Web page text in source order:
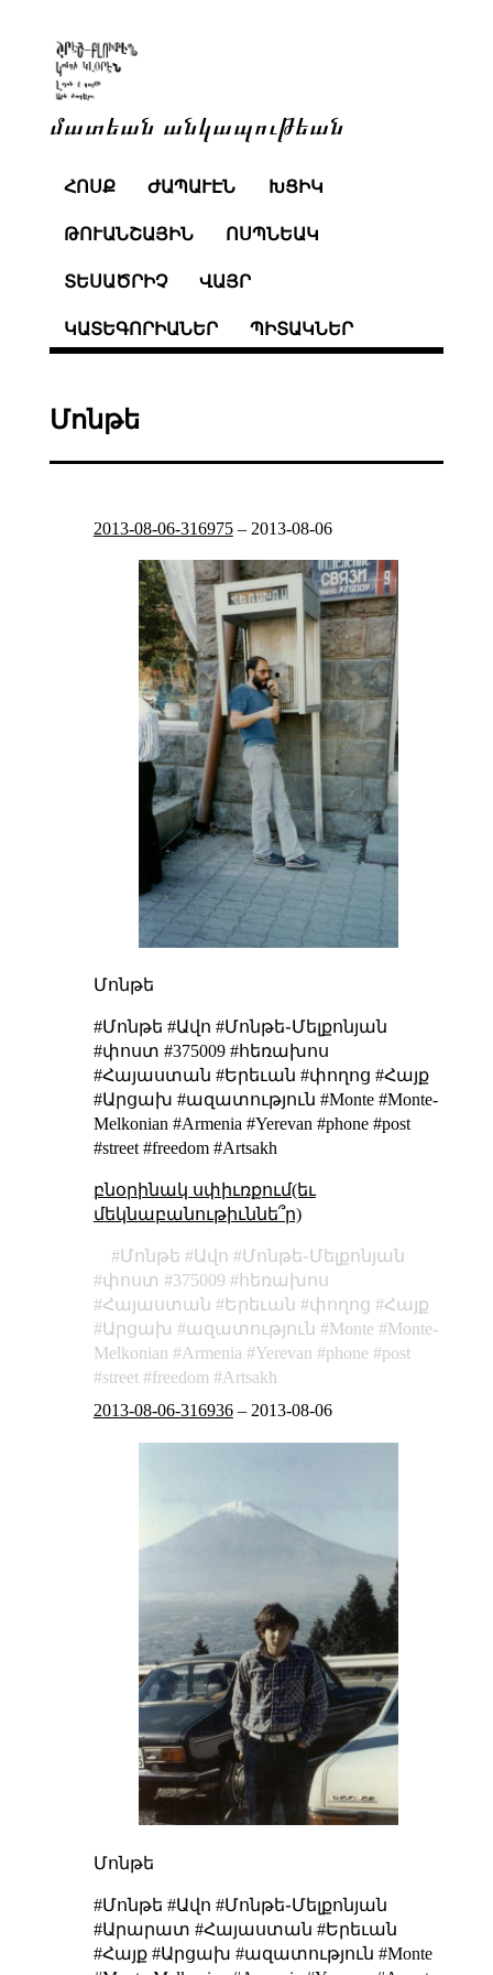
մատեան անկապութեան
ՀՈՍՔ ԺԱՊԱՒԷՆ ԽՑԻԿ
ԹՈՒԱՆՇԱՅԻՆ ՈՍՊՆԵԱԿ
ՏԵՍԱԾՐԻՉ ՎԱՅՐ
ԿԱՏԵԳՈՐԻԱՆԵՐ ՊԻՏԱԿՆԵՐ
Մոնթե
2013-08-06-316975– 2013-08-06
Մոնթե
#Մոնթե #Ավո #Մոնթե֊Մելքոնյան
#փոստ #375009 #հեռախոս
#Հայաստան #Երեւան #փողոց #Հայք
#Արցախ #ազատություն #Monte #Monte-
Melkonian #Armenia #Yerevan #phone #post
#street #freedom #Artsakh
բնօրինակ սփիւռքում(եւ
մեկնաբանութիւննե՞ր)
Մոնթե Ավո
Մոնթե֊Մելքոնյան
փոստ
375009
հեռախոս
Հայաստան
Երեւան փողոց
Հայք
Արցախ
ազատություն Monte
Monte-
Melkonian
Armenia Yerevan phone
post
street
freedom
Artsakh
2013-08-06-316936– 2013-08-06
Մոնթե
#Մոնթե #Ավո #Մոնթե֊Մելքոնյան
#Արարատ #Հայաստան #Երեւան
#Հայք #Արցախ #ազատություն #Monte